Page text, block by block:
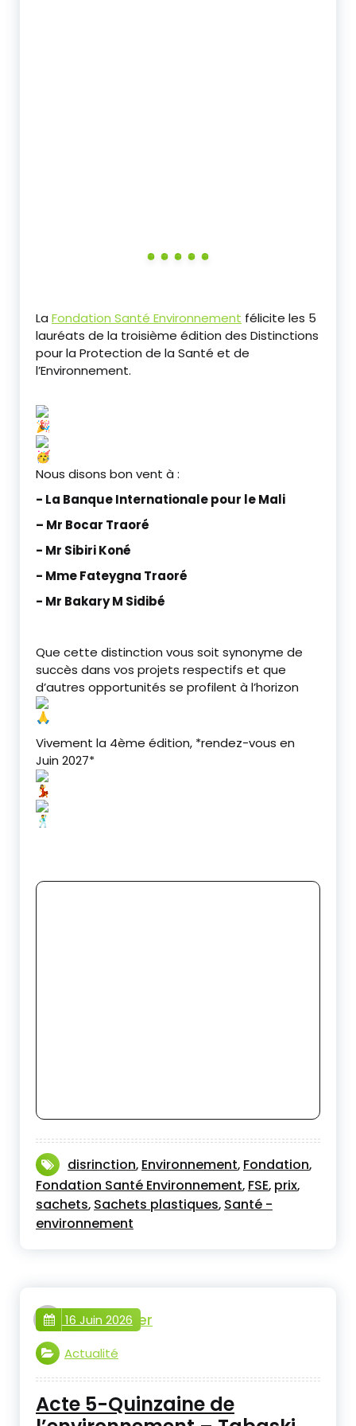
‎La Fondation Santé Environnement félicite les 5
lauréats de la troisième édition des Distinctions
pour la Protection de la Santé et de
l’Environnement.
Nous disons bon vent à :
‎- La Banque Internationale pour le Mali
– Mr Bocar Traoré
‎- Mr Sibiri Koné
‎- Mme Fateygna Traoré
‎- Mr Bakary M Sidibé
‎Que cette distinction vous soit synonyme de
succès dans vos projets respectifs et que
d’autres opportunités se profilent à l’horizon
‎Vivement la 4ème édition, *rendez-vous en
Juin 2027*
disrinction, Environnement, Fondation,
Fondation Santé Environnement, FSE, prix,
sachets, Sachets plastiques, Santé -
environnement
webmaster
16 Juin 2026
Actualité
Acte 5-Quinzaine de